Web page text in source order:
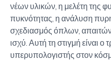
νέων υλικών, η μελέτη της
πυκνότητας, η ανάλυση
σχεδιασμός όπλων,
ισχύ. Αυτή τη στιγμή είναι ο
υπερυπολογιστής στον